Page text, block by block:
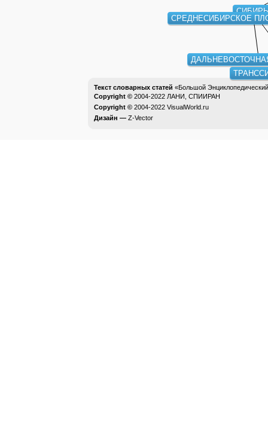
СИБИРЬ
СРЕДНЕСИБИРСКОЕ
Текст словарных статей «Большой
Copyright © 2004-2022 ЛАНИ, СПИИРАН
Copyright © 2004-2022 VisualWorld.ru
Дизайн — Z-Vector